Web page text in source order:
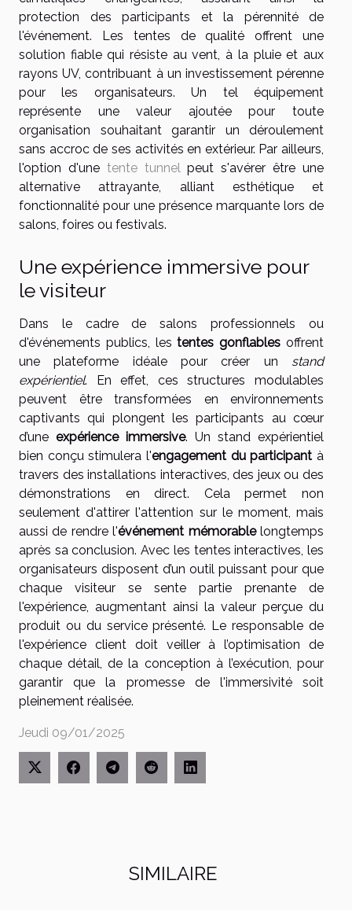
protection des participants et la pérennité de
l'événement. Les tentes de qualité offrent une
solution fiable qui résiste au vent, à la pluie et aux
rayons UV, contribuant à un investissement pérenne
pour les organisateurs. Un tel équipement
représente une valeur ajoutée pour toute
organisation souhaitant garantir un déroulement
sans accroc de ses activités en extérieur. Par ailleurs,
l'option d'une tente tunnelpeut s'avérer être une
alternative attrayante, alliant esthétique et
fonctionnalité pour une présence marquante lors de
salons, foires ou festivals.
Une expérience immersive pour
le visiteur
Dans le cadre de salons professionnels ou
d'événements publics, lestentes gonflables offrent
une plateforme idéale pour créer un stand
expérientiel. En effet, ces structures modulables
peuvent être transformées en environnements
captivants qui plongent les participants au cœur
d’une expérience immersive. Un stand expérientiel
bien conçu stimulera l'engagement du participant à
travers des installations interactives, des jeux ou des
démonstrations en direct. Cela permet non
seulement d'attirer l'attention sur le moment, mais
aussi de rendre l'événement mémorablelongtemps
après sa conclusion. Avec les tentes interactives, les
organisateurs disposent d’un outil puissant pour que
chaque visiteur se sente partie prenante de
l'expérience, augmentant ainsi la valeur perçue du
produit ou du service présenté. Le responsable de
l'expérience client doit veiller à l’optimisation de
chaque détail, de la conception à l’exécution, pour
garantir que la promesse de l'immersivité soit
pleinement réalisée.
Jeudi 09/01/2025
SIMILAIRE